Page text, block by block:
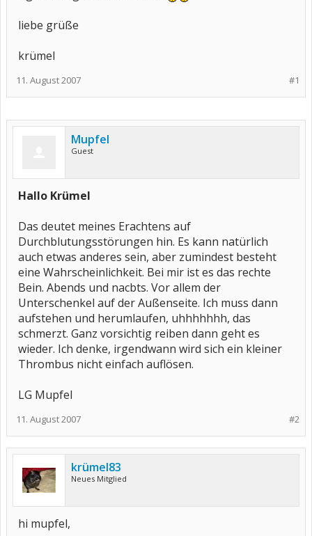
liebe grüße
krümel
#1
11. August 2007
Mupfel
Guest
Hallo Krümel
Das deutet meines Erachtens auf
Durchblutungsstörungen hin. Es kann natürlich
auch etwas anderes sein, aber zumindest besteht
eine Wahrscheinlichkeit. Bei mir ist es das rechte
Bein. Abends und nacbts. Vor allem der
Unterschenkel auf der Außenseite. Ich muss dann
aufstehen und herumlaufen, uhhhhhhh, das
schmerzt. Ganz vorsichtig reiben dann geht es
wieder. Ich denke, irgendwann wird sich ein kleiner
Thrombus nicht einfach auflösen.
LG Mupfel
#2
11. August 2007
krümel83
Neues Mitglied
hi mupfel,